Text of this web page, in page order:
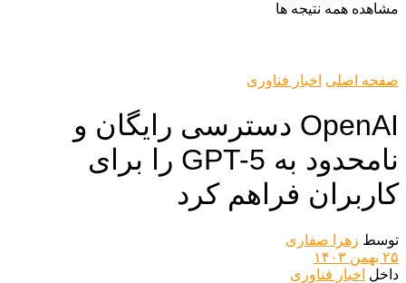
مشاهده همه نتیجه ها
صفحه اصلی اخبار فناوری
OpenAI دسترسی رایگان و
نامحدود به GPT-5 را برای
کاربران فراهم کرد
توسط زهرا صفاری
۲۵ بهمن ۱۴۰۳
داخل اخبار فناوری